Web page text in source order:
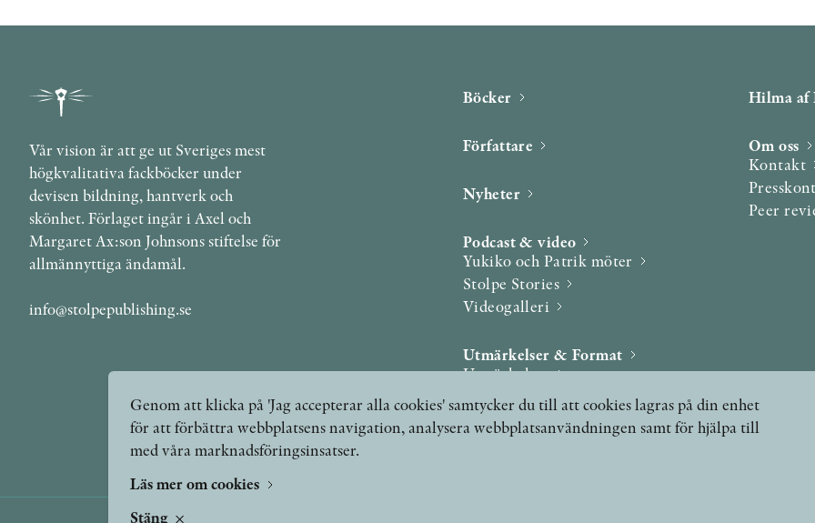
Vår vision är att ge ut Sveriges mest
högkvalitativa fackböcker under
devisen bildning, hantverk och
skönhet. Förlaget ingår i Axel och
Margaret Ax:son Johnsons stiftelse för
allmännyttiga ändamål.
info@stolpepublishing.se
Böcker
Författare
Nyheter
Podcast & video
Yukiko och Patrik möter
Stolpe Stories
Videogalleri
Utmärkelser & Format
Utmärkelser
Övriga format
Hilma
Om oss
Kontakt
Peer
Genom att klicka på 'Jag accepterar alla cookies' samtycker du till att cookies lagras på din enhet
för att förbättra webbplatsens navigation, analysera webbplatsanvändningen samt för hjälpa till
med våra marknadsföringsinsatser.
Läs mer om cookies
Stäng